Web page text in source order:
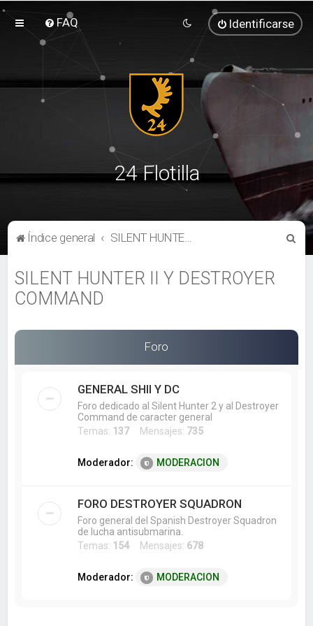
FAQ Identificarse
24 Flotilla
Índice general SILENT HUNTER II Y DESTROYER COMMAND
r
SILENT HUNTER II Y DESTROYER
COMMAND
Foro
GENERAL SHII Y DC
Foro dedicado al Silent Hunter 2 y al Destroyer
Command de caracter general
Temas: 137Mensajes: 735
Moderador: MODERACION
FORO DESTROYER SQUADRON
Foro general del Spanish Destroyer Squadron
de lucha antisubmarina.
Temas: 154 Mensajes: 678
Moderador: MODERACION